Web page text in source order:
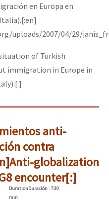
en Europa en
uploads/2007/04/29/
of Turkish
immigration in Europe in
anti-
contra
globalization
encounter[:]
DurationDuración: 7:30
min